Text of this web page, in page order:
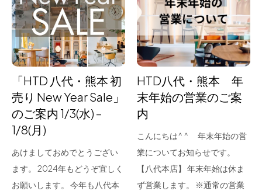
About us
for Business
Recruit
Contact
「HTD 八代・熊本 初
売り New Year Sale」
のご案内 1/3(水) –
1/8(月)
あけましておめでとうござい
ます。 2024年もどうぞ宜しく
お願いします。 今年も八代本
HTD八代・熊本 年
末年始の営業のご案
内
こんにちは^ ^ 年末年始の営
業についてお知らせです。
【八代本店】 年末年始は休ま
ず営業します。 ※通常の営業